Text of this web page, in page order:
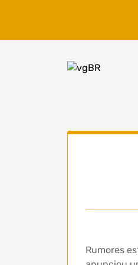
Rumores